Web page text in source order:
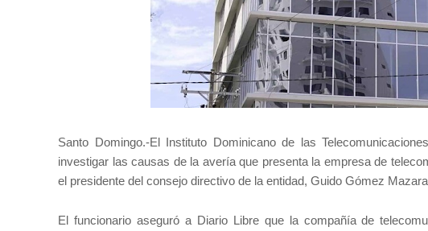
Santo Domingo.-El Instituto Dominicano de las
investigar las causas de la avería que presenta la empresa de
el presidente del consejo directivo de la entidad, Guido Gómez
El funcionario aseguró a Diario Libre que la compañía de